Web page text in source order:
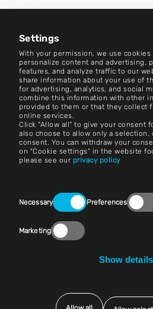
Settings
With your permission, we use
personalize content and advertising,
features, and analyze traffic to our
share information about your use of
for advertising, analytics, and social
combine this information with other
provided to them or that they collect
online services.
Click "Allow all" to give your consent
also choose to allow only a
consent. You can withdraw your
on "Cookie settings" in the website
please see our privacy policy
Selection
Necessary Preferences
Marketing
Show details
Centrum aktualności
Kontakt
Kariera
Zasady i warunki
Nadruk
Nota prawna
Kontakt
Ustawienia plików cookie